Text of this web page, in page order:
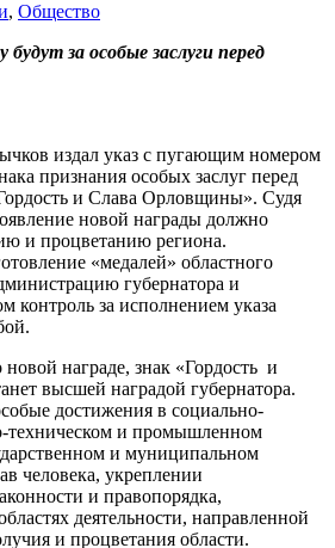
, Общество
за особые заслуги перед
издал указ с пугающим номером
признания особых заслуг перед
и Слава Орловщины». Судя
новой награды должно
и процветанию региона.
«медалей» областного
губернатора и
контроль за исполнением указа
награде, знак «Гордость и
высшей наградой губернатора.
достижения в социально-
техническом и промышленном
и муниципальном
человека, укреплении
и правопорядка,
деятельности, направленной
и процветания области.